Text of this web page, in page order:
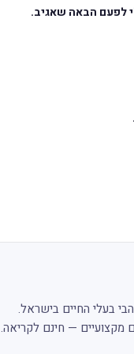
לפעם הבאה שאגיב.
בעלי החיים בישראל.
מקצועיים — חינם לקריאה.